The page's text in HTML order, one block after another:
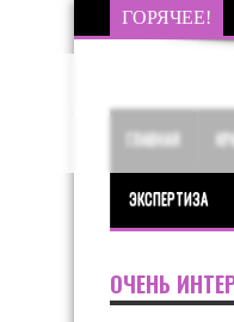
ГОРЯЧЕЕ!
ГЛАВНАЯ
ЭКСПЕРТИЗА
ОЧЕНЬ